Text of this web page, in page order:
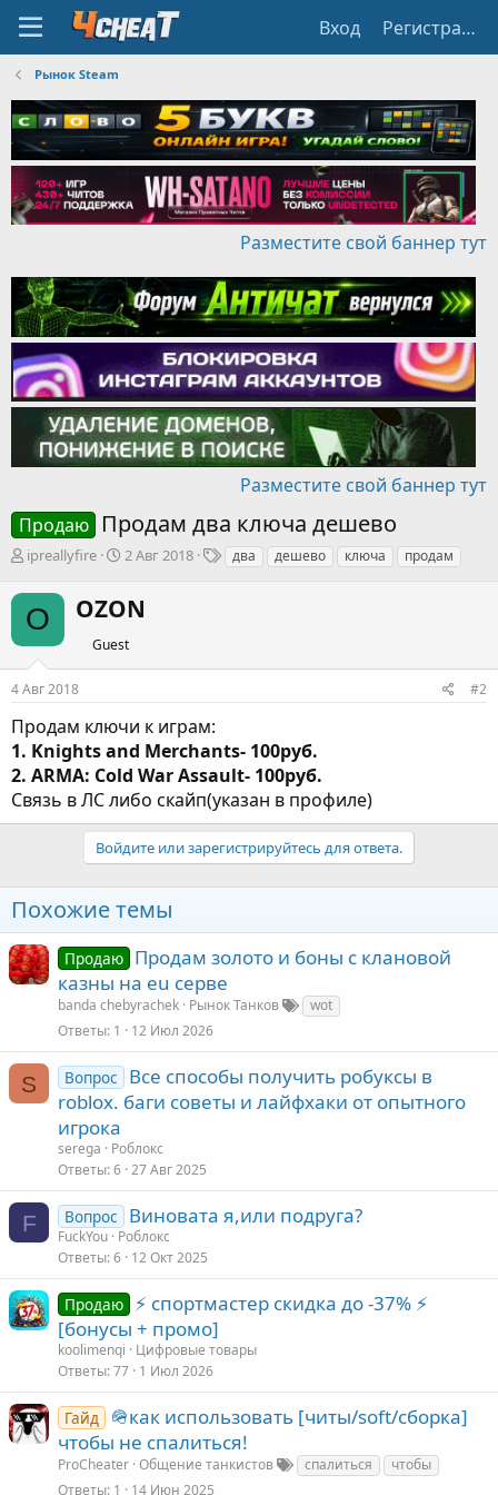
Вход Регистрация
Рынок Steam
Разместите свой баннер тут
Разместите свой баннер тут
Продаю
Продам два ключа дешево
А
т
о
р
е
м
ipreallyfire
Д
а
а
ч
а
2 Авг 2018
Тдва дешево ключа продам
O OZON
Guest
4 Авг 2018 #2
Продам ключи к играм:
1. Knights and Merchants- 100руб.
2. ARMA: Cold War Assault- 100руб.
Связь в ЛС либо скайп(указан в профиле)
Войдите или зарегистрируйтесь для ответа.
Похожие темы
Продаю Продам золото и боны с клановой
казны на eu серве
banda chebyrachek Рынок Танков
wot
Ответы 1 12 Июл 2026
S Вопрос
Все способы получить робуксы в
roblox. баги советы и лайфхаки от опытного
игрока
serega
Роблокс
Ответы 6 27 Авг 2025
F Вопрос Виновата я,или подруга?
FuckYou Роблокс
Ответы 6 12 Окт 2025
Продаю ⚡ спортмастер скидка до -37% ⚡
[бонусы + промо]
koolimenqi
Цифровые товары
Ответы 77 1 Июл 2026
Гайд
🪖как использовать [читы/soft/сборка]
чтобы не спалиться!
ProCheater Общение танкистов спалиться
чтобы
Ответы 1 14 Июн 2025